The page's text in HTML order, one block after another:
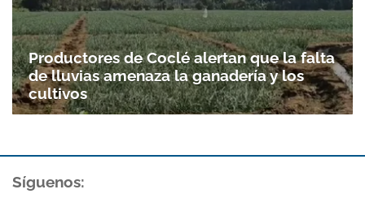
Productores de Coclé alertan que la falta
de lluvias amenaza la ganadería y los
cultivos
Síguenos: